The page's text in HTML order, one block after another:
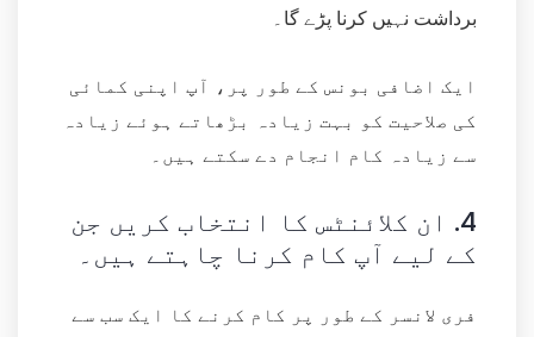
برداشت نہیں کرنا پڑے گا۔
ایک اضافی بونس کے طور پر، آپ اپنی کمائی
کی صلاحیت کو بہت زیادہ بڑھاتے ہوئے زیادہ
سے زیادہ کام انجام دے سکتے ہیں۔
4. ان کلائنٹس کا انتخاب کریں جن
کے لیے آپ کام کرنا چاہتے ہیں۔
فری لانسر کے طور پر کام کرنے کا ایک سب سے